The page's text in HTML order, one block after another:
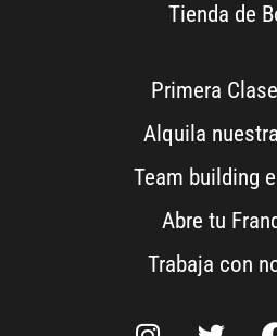
Tienda de
Primera
Alquila
Team building
Abre tu
Trabaja con